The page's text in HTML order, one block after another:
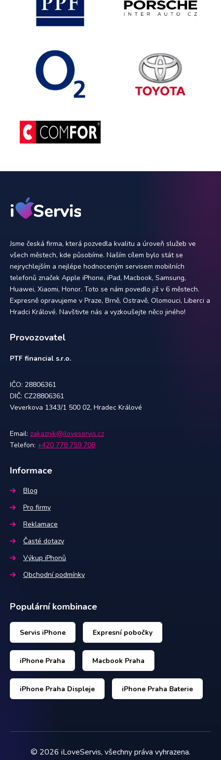
Jsme česká firma, která pozvedla kvalitu a úroveň služeb ve
všech městech, kde působíme. Naším cílem bylo stát se
nejrychlejším a nejlépe hodnoceným servisem mobilních
telefonů značek Apple iPhone, iPad, Macbook, Samsung,
Huawei, Xiaomi, Honor. Toto se nám povedlo již v 6 městech.
Expresně opravujeme v Praze, Brně, Ostravě, Olomouci, Liberci a
Hradci Králové. Navštivte nás a vyzkoušejte něco jiného!
Provozovatel
PTF financial s.r.o.
IČO: 28806361
DIČ: CZ28806361
Veverkova 1343/1 500 02, Hradec Králové
Email: zakaznik@iloveservis.cz
Telefon: +420 778 759 708
Informace
Blog
Pro firmy
Reklamace
Časté dotazy
Výkup iPhonů
Obchodní podmínky
Populární kombinace
Servis iPhone Expresní pobočky
iPhone Praha Macbook Praha
iPhone Praha Displeje iPhone Praha Baterie
© 2026 iLoveServis, všechny práva vyhrazena.